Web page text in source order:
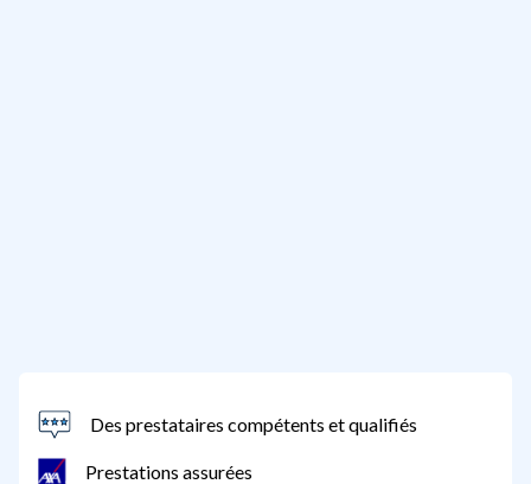
Des prestataires compétents et qualifiés
Prestations assurées